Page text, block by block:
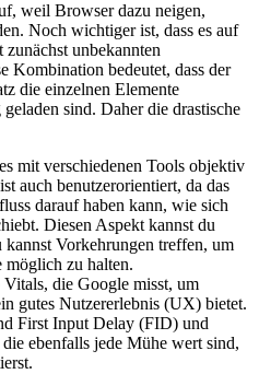
weil Browser dazu neigen,
Noch wichtiger ist, dass es auf
unbekannten
Kombination bedeutet, dass der
die einzelnen Elemente
sind. Daher die drastische
mit verschiedenen Tools objektiv
auch benutzerorientiert, da das
darauf haben kann, wie sich
Diesen Aspekt kannst du
Vorkehrungen treffen, um
zu halten.
die Google misst, um
gutes Nutzererlebnis (UX) bietet.
First Input Delay (FID) und
ebenfalls jede Mühe wert sind,